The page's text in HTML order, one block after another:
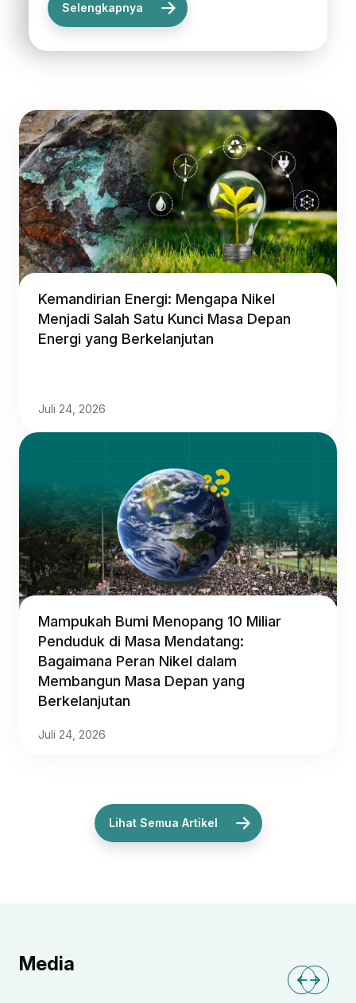
Selengkapnya
Kemandirian Energi: Mengapa Nikel
Menjadi Salah Satu Kunci Masa Depan
Energi yang Berkelanjutan
Juli 24, 2026
Mampukah Bumi Menopang 10 Miliar
Penduduk di Masa Mendatang:
Bagaimana Peran Nikel dalam
Membangun Masa Depan yang
Berkelanjutan
Juli 24, 2026
Lihat Semua Artikel
Media